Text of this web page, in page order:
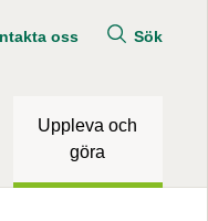
oss Sök
Uppleva och
göra